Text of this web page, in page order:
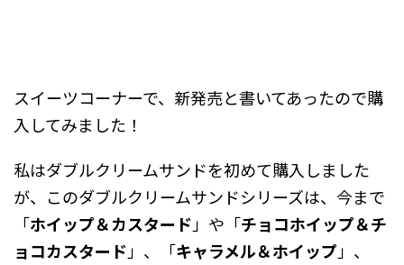
スイーツコーナーで、新発売と書いてあったので購
入してみました！
私はダブルクリームサンドを初めて購入しました
が、このダブルクリームサンドシリーズは、今まで
「ホイップ＆カスタード 」や「チョコホイップ＆チ
ョコカスタード 」、「キャラメル＆ホイップ 」、